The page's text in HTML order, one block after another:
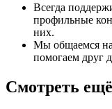
Всегда
профильные
них.
Мы общаемся
помогаем друг
Смотреть